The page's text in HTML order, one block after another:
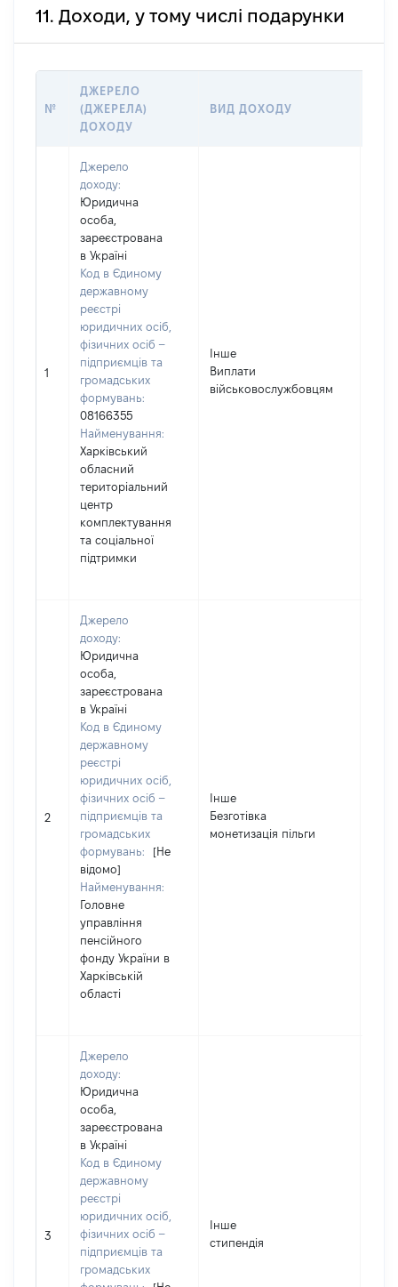
11. Доходи, у тому числі подарунки
№
ДЖЕРЕЛО
(ДЖЕРЕЛА)
ДОХОДУ
ВИД ДОХОДУ
1
Джерело
доходу:
Юридична
особа,
зареєстрована
в Україні
Код в Єдиному
державному
реєстрі
юридичних осіб,
фізичних осіб –
підприємців та
громадських
формувань:
08166355
Найменування:
Харківський
обласний
територіальний
центр
комплектування
та соціальної
підтримки
Інше
Виплати
військовослужбовцям
2
Джерело
доходу:
Юридична
особа,
зареєстрована
в Україні
Код в Єдиному
державному
реєстрі
юридичних осіб,
фізичних осіб –
підприємців та
громадських
формувань:
[Не
відомо]
Найменування:
Головне
управління
пенсійного
фонду України в
Харківській
області
Інше
Безготівка
монетизація пільги
3
Джерело
доходу:
Юридична
особа,
зареєстрована
в Україні
Код в Єдиному
державному
реєстрі
юридичних осіб,
фізичних осіб –
підприємців та
громадських
Інше
стипендія